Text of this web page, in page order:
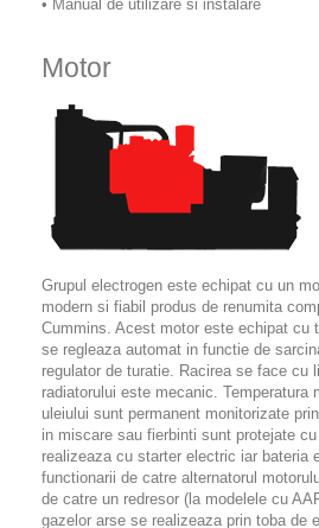
• Manual de utilizare si instalare
Motor
Grupul electrogen este echipat cu un
modern si fiabil produs de renumita
Cummins. Acest motor este echipat cu
se regleaza automat in functie de
regulator de turatie. Racirea se face cu
radiatorului este mecanic. Temperatura
uleiului sunt permanent monitorizate
in miscare sau fierbinti sunt protejate
realizeaza cu starter electric iar bateria
functionarii de catre alternatorul
de catre un redresor (la modelele cu
gazelor arse se realizeaza prin toba de